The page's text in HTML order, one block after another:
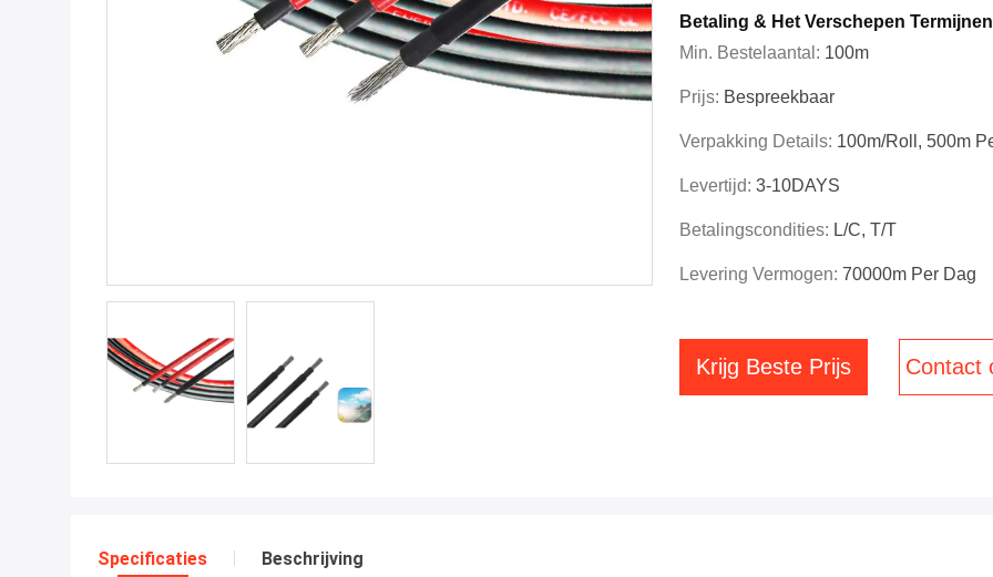
Betaling & Het Verschepen Termijnen
Min. Bestelaantal: 100m
Prijs: Bespreekbaar
Verpakking Details: 100m/roll, 500m
Levertijd: 3-10DAYS
Betalingscondities: L/C, T/T
Levering Vermogen: 70000m Per Dag
Krijg Beste Prijs Contact
Specificaties Beschrijving